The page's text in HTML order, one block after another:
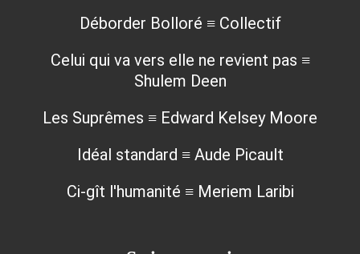
Déborder Bolloré ≡ Collectif
Celui qui va vers elle ne revient pas ≡
Shulem Deen
Les Suprêmes ≡ Edward Kelsey Moore
Idéal standard ≡ Aude Picault
Ci-gît l'humanité ≡ Meriem Laribi